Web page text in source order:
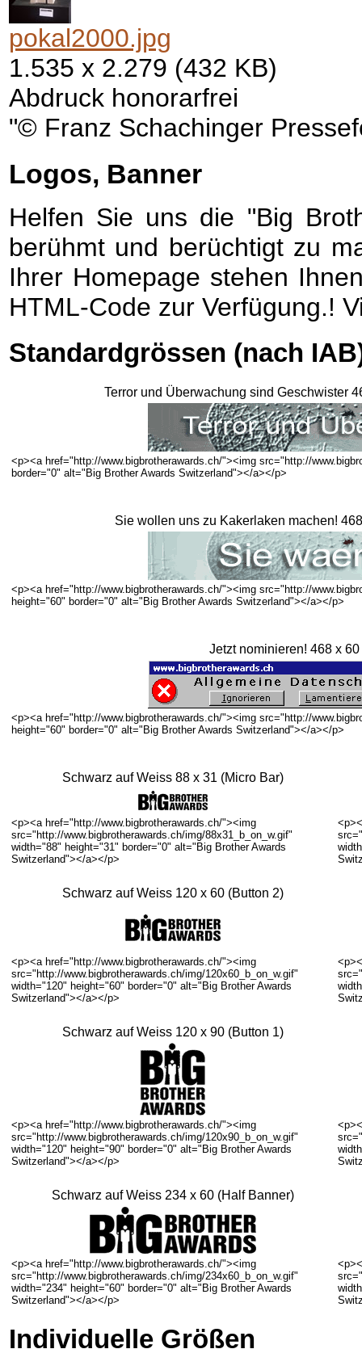
pokal2000.jpg
1.535 x 2.279 (432 KB)
Abdruck honorarfrei
"© Franz Schachinger
Logos, Banner
Helfen Sie uns die "Big
berühmt und berüchtigt zu
Ihrer Homepage stehen
HTML-Code zur Verfügung.!
Standardgrössen (nach
Terror und Überwachung sind Geschwister
<p><a href="http://www.bigbrotherawards.ch/"><img src="http://
border="0" alt="Big Brother Awards Switzerland"></a></p>
Sie wollen uns zu Kakerlaken machen!
<p><a href="http://www.bigbrotherawards.ch/"><img src="http://
height="60" border="0" alt="Big Brother Awards Switzerland"></a></p>
Jetzt nominieren! 468 x
<p><a href="http://www.bigbrotherawards.ch/"><img src="http://
height="60" border="0" alt="Big Brother Awards Switzerland"></a></p>
Schwarz auf Weiss 88 x 31 (Micro Bar)
<p><a href="http://www.bigbrotherawards.ch/"><img
src="http://www.bigbrotherawards.ch/img/88x31_b_on_w.gif"
width="88" height="31" border="0" alt="Big Brother Awards
Switzerland"></a></p>
Schwarz auf Weiss 120 x 60 (Button 2)
<p><a href="http://www.bigbrotherawards.ch/"><img
src="http://www.bigbrotherawards.ch/img/120x60_b_on_w.gif"
width="120" height="60" border="0" alt="Big Brother Awards
Switzerland"></a></p>
Schwarz auf Weiss 120 x 90 (Button 1)
<p><a href="http://www.bigbrotherawards.ch/"><img
src="http://www.bigbrotherawards.ch/img/120x90_b_on_w.gif"
width="120" height="90" border="0" alt="Big Brother Awards
Switzerland"></a></p>
Schwarz auf Weiss 234 x 60 (Half Banner)
<p><a href="http://www.bigbrotherawards.ch/"><img
src="http://www.bigbrotherawards.ch/img/234x60_b_on_w.gif"
width="234" height="60" border="0" alt="Big Brother Awards
Switzerland"></a></p>
Individuelle Größen